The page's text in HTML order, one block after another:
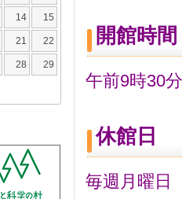
開館時間
午前9時30
休館日
毎週月曜日
14 15
21 22
28 29